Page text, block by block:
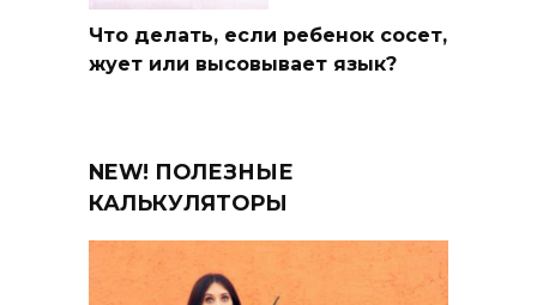
Что делать, если ребенок сосет,
жует или высовывает язык?
NEW! ПОЛЕЗНЫЕ
КАЛЬКУЛЯТОРЫ